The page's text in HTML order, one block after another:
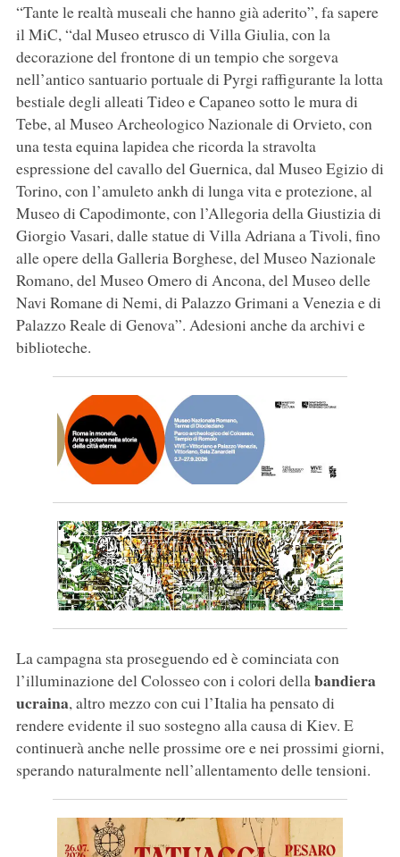
“Tante le realtà museali che hanno già aderito”, fa sapere
il MiC, “dal Museo etrusco di Villa Giulia, con la
decorazione del frontone di un tempio che sorgeva
nell’antico santuario portuale di Pyrgi raffigurante la lotta
bestiale degli alleati Tideo e Capaneo sotto le mura di
Tebe, al Museo Archeologico Nazionale di Orvieto, con
una testa equina lapidea che ricorda la stravolta
espressione del cavallo del Guernica, dal Museo Egizio di
Torino, con l’amuleto ankh di lunga vita e protezione, al
Museo di Capodimonte, con l’Allegoria della Giustizia di
Giorgio Vasari, dalle statue di Villa Adriana a Tivoli, fino
alle opere della Galleria Borghese, del Museo Nazionale
Romano, del Museo Omero di Ancona, del Museo delle
Navi Romane di Nemi, di Palazzo Grimani a Venezia e di
Palazzo Reale di Genova”. Adesioni anche da archivi e
biblioteche.
La campagna sta proseguendo ed è cominciata con
l’illuminazione del Colosseo con i colori dellabandiera
ucraina, altro mezzo con cui l’Italia ha pensato di
rendere evidente il suo sostegno alla causa di Kiev. E
continuerà anche nelle prossime ore e nei prossimi giorni,
sperando naturalmente nell’allentamento delle tensioni.